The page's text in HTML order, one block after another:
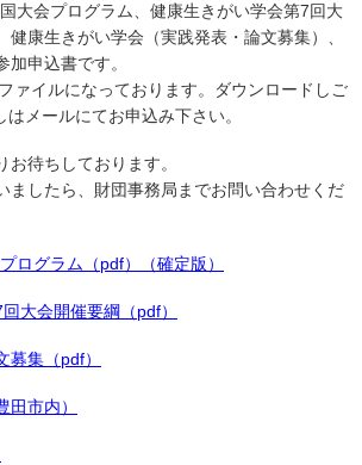
大会プログラム、健康生きがい学会第7回大
健康生きがい学会（実践発表・論文募集）、
申込書です。
ァイルになっております。ダウンロードしご
メールにてお申込み下さい。
待ちしております。
ましたら、財団事務局までお問い合わせくだ
ログラム（pdf）（確定版）
大会開催要綱（pdf）
募集（pdf）
市内）